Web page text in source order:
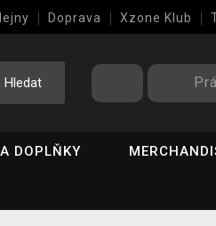
Doprava Xzone Klub
Hledat
DOPLŇKY